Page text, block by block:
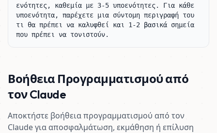
ενότητες, καθεμία με 3-5 υποενότητες. Για κάθε
υποενότητα, παρέχετε μια σύντομη περιγραφή του
τι θα πρέπει να καλυφθεί και 1-2 βασικά σημεία
που πρέπει να τονιστούν.
Βοήθεια Προγραμματισμού από
τον Claude
Αποκτήστε βοήθεια προγραμματισμού από τον
Claude για αποσφαλμάτωση, εκμάθηση ή επίλυση